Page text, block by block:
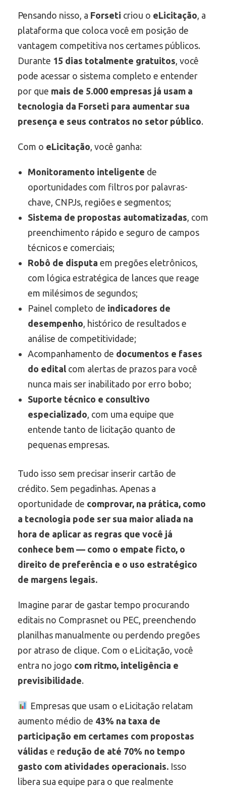
Pensando nisso, a Forseti criou o eLicitação , a
plataforma que coloca você em posição de
vantagem competitiva nos certames públicos.
Durante 15 dias totalmente gratuitos , você
pode acessar o sistema completo e entender
por que mais de 5.000 empresas já usam a
tecnologia da Forseti para aumentar sua
presença e seus contratos no setor público.
Com o eLicitação , você ganha:
Monitoramento inteligente de
oportunidades com filtros por palavras-
chave, CNPJs, regiões e segmentos;
Sistema de propostas automatizadas , com
preenchimento rápido e seguro de campos
técnicos e comerciais;
Robô de disputa em pregões eletrônicos,
com lógica estratégica de lances que reage
em milésimos de segundos;
Painel completo de indicadores de
desempenho , histórico de resultados e
análise de competitividade;
Acompanhamento de documentos e fases
do edital com alertas de prazos para você
nunca mais ser inabilitado por erro bobo;
Suporte técnico e consultivo
especializado , com uma equipe que
entende tanto de licitação quanto de
pequenas empresas.
Tudo isso sem precisar inserir cartão de
crédito. Sem pegadinhas. Apenas a
oportunidade de comprovar, na prática, como
a tecnologia pode ser sua maior aliada na
hora de aplicar as regras que você já
conhece bem — como o empate ficto, o
direito de preferência e o uso estratégico
de margens legais.
Imagine parar de gastar tempo procurando
editais no Comprasnet ou PEC, preenchendo
planilhas manualmente ou perdendo pregões
por atraso de clique. Com o eLicitação, você
entra no jogo com ritmo, inteligência e
previsibilidade.
Empresas que usam o eLicitação relatam
aumento médio de 43% na taxa de
participação em certames com propostas
válidas e redução de até 70% no tempo
gasto com atividades operacionais. Isso
libera sua equipe para o que realmente